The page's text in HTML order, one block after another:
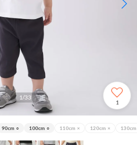
1/33
1
90cm ○ 100cm ○ 110cm × 120cm × 130cm